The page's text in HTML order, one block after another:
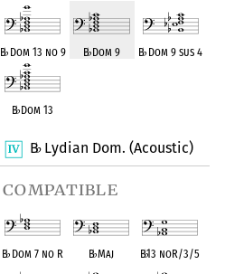
B♭Dom 13 no 9 B♭Dom 9 B♭Dom 9 sus 4
B♭Dom 13
B♭Lydian Dom. (Acoustic)
compatible
B♭Dom 7 no R B♭Maj B♭13 noR/3/5